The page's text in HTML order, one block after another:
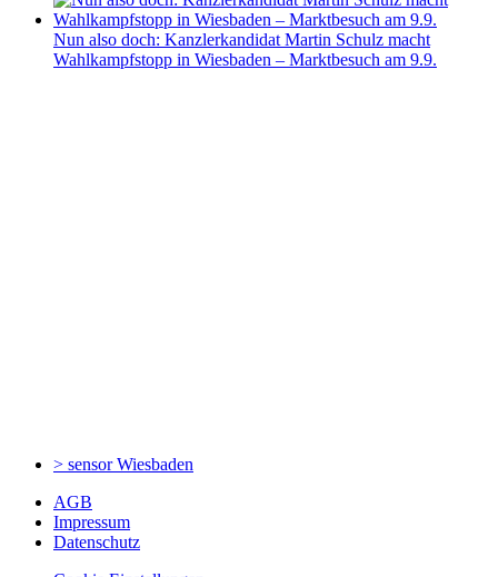
Nun also doch: Kanzlerkandidat Martin Schulz macht
Wahlkampfstopp in Wiesbaden – Marktbesuch am 9.9.
> sensorWiesbaden
AGB
Impressum
Datenschutz